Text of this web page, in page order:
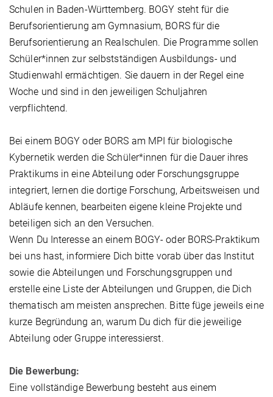
Schulen in Baden-Württemberg. BOGY steht für die
Berufsorientierung am Gymnasium, BORS für die
Berufsorientierung an Realschulen. Die Programme sollen
Schüler*innen zur selbstständigen Ausbildungs- und
Studienwahl ermächtigen. Sie dauern in der Regel eine
Woche und sind in den jeweiligen Schuljahren
verpflichtend.
Bei einem BOGY oder BORS am MPI für biologische
Kybernetik werden die Schüler*innen für die Dauer ihres
Praktikums in eine Abteilung oder Forschungsgruppe
integriert, lernen die dortige Forschung, Arbeitsweisen und
Abläufe kennen, bearbeiten eigene kleine Projekte und
beteiligen sich an den Versuchen.
Wenn Du Interesse an einem BOGY- oder BORS-Praktikum
bei uns hast, informiere Dich bitte vorab über das Institut
sowie die Abteilungen und Forschungsgruppen und
erstelle eine Liste der Abteilungen und Gruppen, die Dich
thematisch am meisten ansprechen. Bitte füge jeweils eine
kurze Begründung an, warum Du dich für die jeweilige
Abteilung oder Gruppe interessierst.
Die Bewerbung:
Eine vollständige Bewerbung besteht aus einem